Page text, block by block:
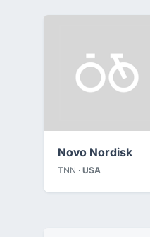
Novo Nordisk
TNN · USA